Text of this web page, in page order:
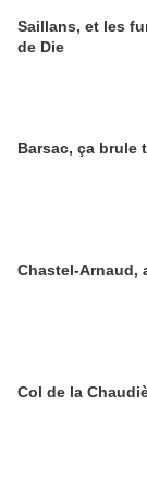
Saillans, et les
de Die
Barsac, ça brule
Chastel-Arnaud,
Col de la